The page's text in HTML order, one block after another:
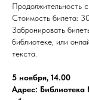
Продолжительность
Стоимость билета:
Забронировать
библиотеке, или
текста.
5 ноября, 14.00
Адрес: